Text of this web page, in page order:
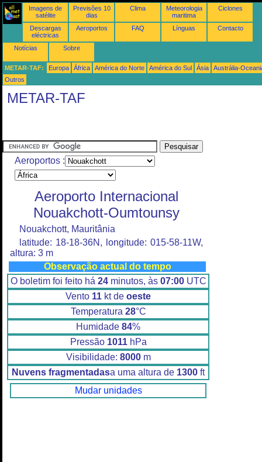
Imagens de
satélite
Previsões 10
dias
Clima
Meteorologia
maritima
Ciclones
Descargas
eléctricas
Aeroportos FAQ Línguas Contacto
Notícias Sobre
METAR-TAF: Europa África América do Norte América do Sul Ásia
Austrália-
Outros
METAR-TAF
Aeroportos :
Aeroporto Internacional
Nouakchott-Oumtounsy
Nouakchott, Mauritânia
latitude: 18-18-36N, longitude: 015-58-11W,
altura: 3 m
Observação actual do tempo
O boletim foi feito há 24minutos, às 07:00UTC
Vento 11 kt de oeste
Temperatura 28°C
Humidade 84%
Pressão 1011hPa
Visibilidade: 8000m
Nuvens fragmentadasa uma altura de 1300 ft
Mudar unidades